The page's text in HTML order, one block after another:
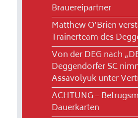
Brauereipartner
Matthew O’Brien
Trainerteam des
Von der DEG nach
Deggendorfer SC
Assavolyuk unter
ACHTUNG –
Dauerkarten